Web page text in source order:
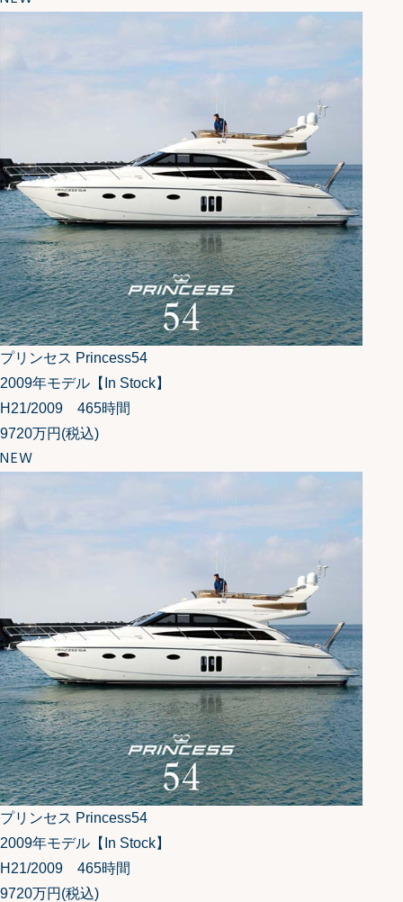
プリンセス Princess54
2009年モデル【In Stock】
H21/2009 465時間
9720万円 (税込)
NEW
プリンセス Princess54
2009年モデル【In Stock】
H21/2009 465時間
9720万円 (税込)